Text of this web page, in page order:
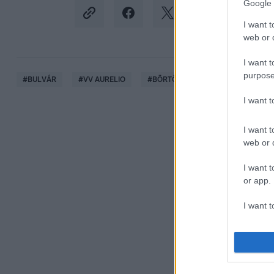
Google
I want
web or
I want
I want
I want
web or
I want
or app.
I want
I want
#BULVÁR #VV AURELIO #BÖRTÖN HÁZI ŐRIZET